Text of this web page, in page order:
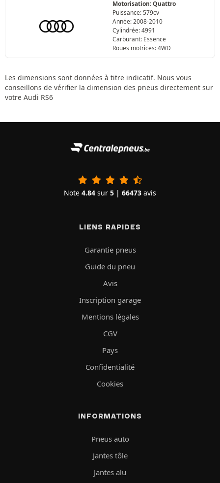
Motorisation: Quattro
Puissance: 579cv
Année: 2008-2010
Cylindrée: 4991
Carburant: Essence
Roues motrices: 4WD
Les dimensions sont données à titre indicatif. Nous vous
conseillons de vérifier la dimension des pneus directement sur
votre Audi RS6
Note 4.84 sur 5 | 66473 avis
LIENS RAPIDES
Garantie pneus
Guide du pneu
Avis
Inscription garage
Mentions légales
CGV
Pays
Confidentialité
Cookies
INFORMATIONS
Pneus auto
Jantes tôle
Jantes alu